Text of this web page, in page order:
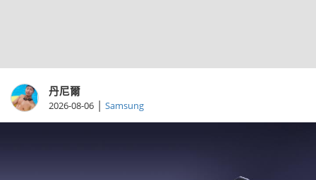
丹尼爾
2026-08-06 | Samsung